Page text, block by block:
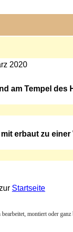
2020
am Tempel des
erbaut zu
Startseite
montiert oder